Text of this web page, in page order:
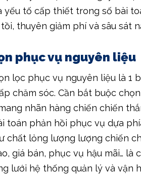
phục vụ nguyên liệu
lọc phục vụ nguyên liệu là 1
nhãn hàng chiến chiến
toán phản hồi phục vụ dựa
chất lỏng lượng lượng chiến
giá bán, phục vụ hậu mãi… là
lưới hệ thống quản lý và vận
bạo phổi nguồn chuyên cung
thay đổi và chất lỏng lượng
pháp hiệp đồng cũng